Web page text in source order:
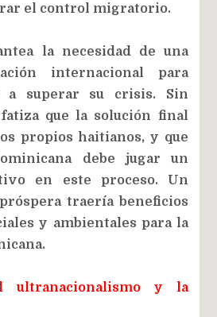
el control migratorio.
la necesidad de una
internacional para
a superar su crisis. Sin
que la solución final
propios haitianos, y que
debe jugar un
en este proceso. Un
traería beneficios
y ambientales para la
ultranacionalismo y la